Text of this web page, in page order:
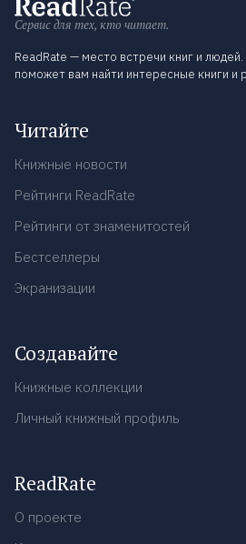
Сервис для тех, кто читает.
ReadRate — место встречи книг и
поможет вам найти интересные книги и
Читайте
Книжные новости
Рейтинги ReadRate
Рейтинги от знаменитостей
Бестселлеры
Экранизации
Создавайте
Книжные коллекции
Личный книжный профиль
ReadRate
О проекте